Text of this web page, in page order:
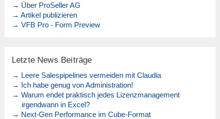
→ Über ProSeller AG
→ Artikel publizieren
→ VFB Pro - Form Preview
Letzte News Beiträge
→ Leere Salespipelines vermeiden mit Claudia
→ Ich habe genug von Administration!
→ Warum endet praktisch jedes Lizenzmanagement
irgendwann in Excel?
→ Next-Gen Performance im Cube-Format